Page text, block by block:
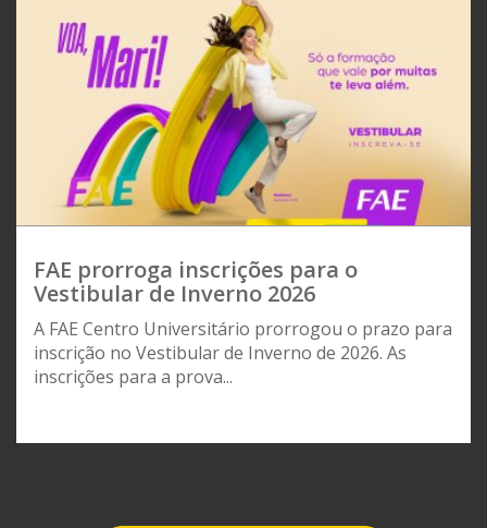
FAE prorroga inscrições para o
Vestibular de Inverno 2026
A FAE Centro Universitário prorrogou o prazo para
inscrição no Vestibular de Inverno de 2026. As
inscrições para a prova...